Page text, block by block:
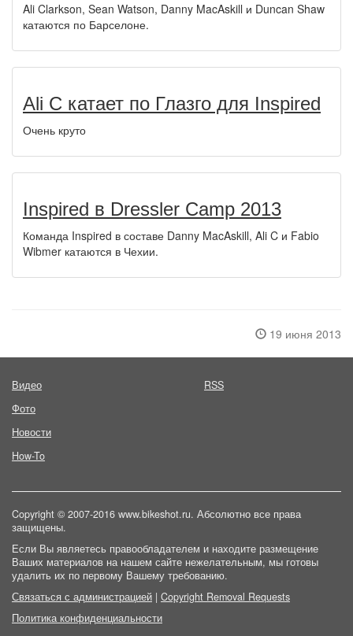
Ali Clarkson, Sean Watson, Danny MacAskill и Duncan Shaw
катаются по Барселоне.
Ali C катает по Глазго для Inspired
Очень круто
Inspired в Dressler Camp 2013
Команда Inspired в составе Danny MacAskill, Ali C и Fabio
Wibmer катаются в Чехии.
19 июня 2013
Видео
Фото
Новости
How-To
RSS
Copyright © 2007-2016 www.bikeshot.ru. Абсолютно все права
защищены.
Если Вы являетесь правообладателем и находите размещение
Ваших материалов на нашем сайте нежелательным, мы готовы
удалить их по первому Вашему требованию.
Связаться с администрацией | Copyright Removal Requests
Политика конфиденциальности